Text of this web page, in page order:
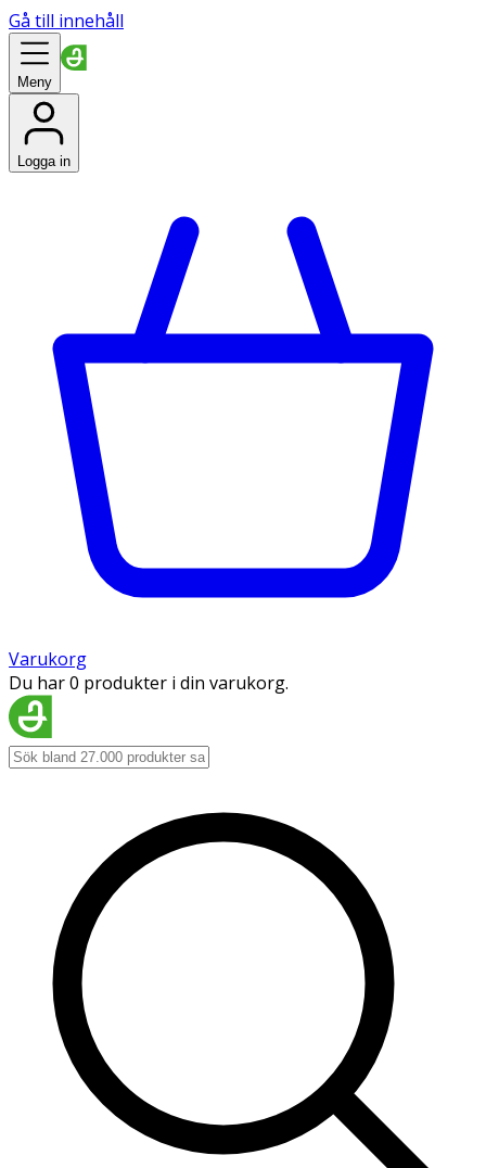
Gå till innehåll
Meny
Logga in
Varukorg
Du har 0 produkter i din varukorg.